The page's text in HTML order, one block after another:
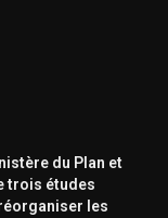
du Plan et
trois études
les